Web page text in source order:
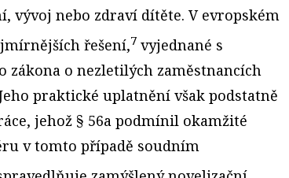
vývoj nebo zdraví dítěte. V evropském
řešení,7 vyjednané s
zákona o nezletilých zaměstnancích
praktické uplatnění však podstatně
jehož § 56a podmínil okamžité
v tomto případě soudním